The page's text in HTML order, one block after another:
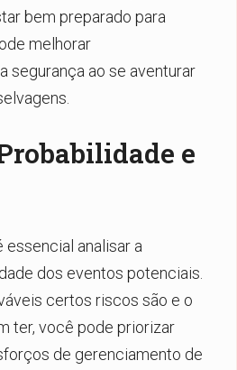
bem preparado para
melhorar
segurança ao se aventurar
e
analisar a
dos eventos potenciais.
certos riscos são e o
ter, você pode priorizar
de gerenciamento de